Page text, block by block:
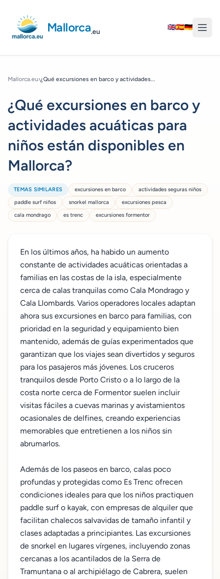
Mallorca.eu
🇬🇧🇪🇸🇩🇪
Mallorca.eu›¿Qué excursiones en barco y actividades...
¿Qué excursiones en barco y
actividades acuáticas para
niños están disponibles en
Mallorca?
TEMAS SIMILARES excursiones en barco
actividades seguras niños
paddle surf niños
snorkel mallorca
excursiones pesca
cala mondrago
es trenc excursiones formentor
En los últimos años, ha habido un aumento
constante de actividades acuáticas orientadas a
familias en las costas de la isla, especialmente
cerca de calas tranquilas como Cala Mondrago y
Cala Llombards. Varios operadores locales adaptan
ahora sus excursiones en barco para familias, con
prioridad en la seguridad y equipamiento bien
mantenido, además de guías experimentados que
garantizan que los viajes sean divertidos y seguros
para los pasajeros más jóvenes. Los cruceros
tranquilos desde Porto Cristo o a lo largo de la
costa norte cerca de Formentor suelen incluir
visitas fáciles a cuevas marinas y avistamientos
ocasionales de delfines, creando experiencias
memorables que entretienen a los niños sin
abrumarlos.
Además de los paseos en barco, calas poco
profundas y protegidas como Es Trenc ofrecen
condiciones ideales para que los niños practiquen
paddle surf o kayak, con empresas de alquiler que
facilitan chalecos salvavidas de tamaño infantil y
clases adaptadas a principiantes. Las excursiones
de snorkel en lugares vírgenes, incluyendo zonas
cercanas a los acantilados de la Serra de
Tramuntana o al archipiélago de Cabrera, suelen